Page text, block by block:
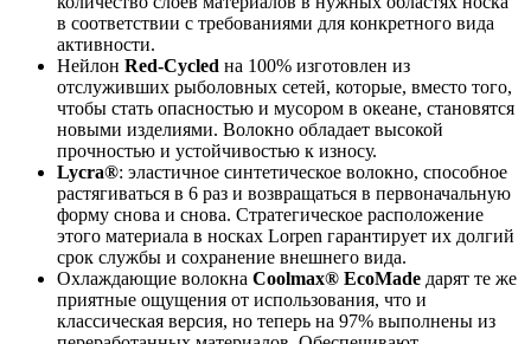
в соответствии с требованиями для конкретного вида
активности.
Нейлон Red-Cycled на 100% изготовлен из
отслуживших рыболовных сетей, которые, вместо того,
чтобы стать опасностью и мусором в океане, становятся
новыми изделиями. Волокно обладает высокой
прочностью и устойчивостью к износу.
Lycra®: эластичное синтетическое волокно, способное
растягиваться в 6 раз и возвращаться в первоначальную
форму снова и снова. Стратегическое расположение
этого материала в носках Lorpen гарантирует их долгий
срок службы и сохранение внешнего вида.
Охлаждающие волокна Coolmax® EcoMade дарят те же
приятные ощущения от использования, что и
классическая версия, но теперь на 97% выполнены из